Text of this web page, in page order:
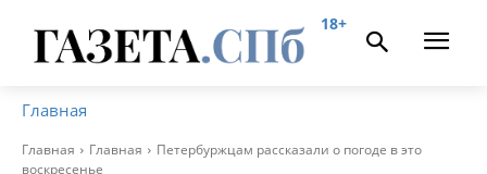
18+
Главная
Главная Главная
Петербуржцам рассказали о погоде в это
воскресенье